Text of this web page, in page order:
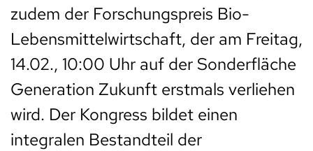
zudem der Forschungspreis Bio-
Lebensmittelwirtschaft, der am Freitag,
14.02., 10:00 Uhr auf der Sonderfläche
Generation Zukunft erstmals verliehen
wird. Der Kongress bildet einen
integralen Bestandteil der